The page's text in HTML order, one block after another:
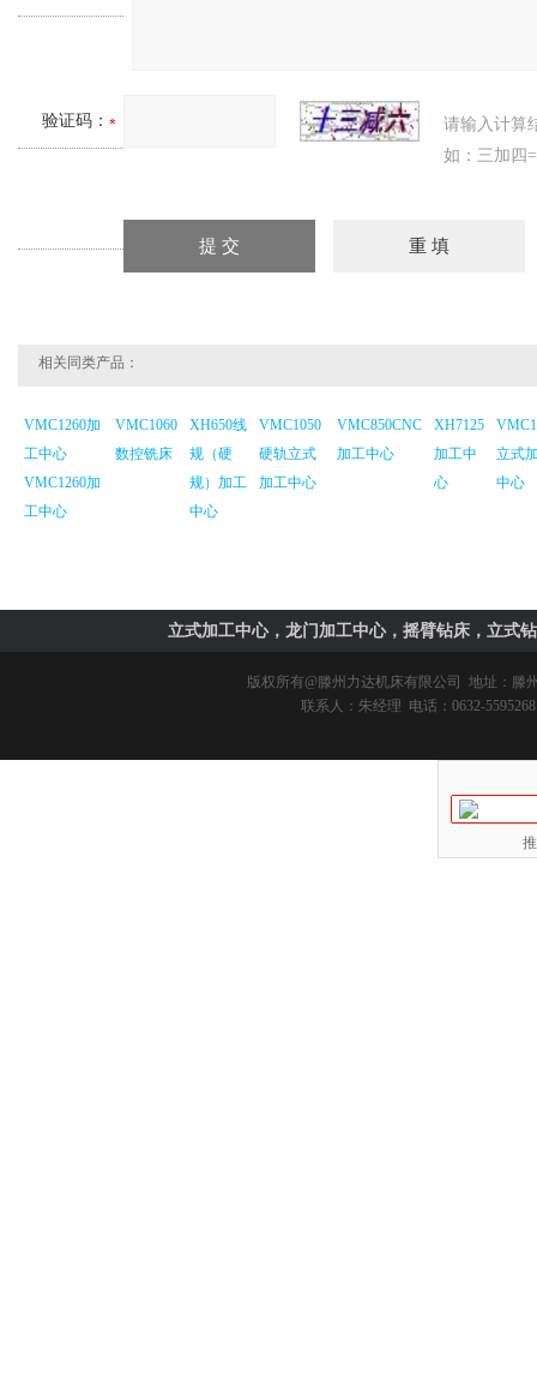
验证码：
请输入计算
如：三加四
相关同类产品：
VMC1260加
工中心
VMC1260加
工中心
VMC1060
数控铣床
XH650线
规（硬
规）加工
中心
VMC1050
硬轨立式
加工中心
VMC850CNC
加工中心
XH7125
加工中
心
立式
中心
立式加工中心，龙门加工中心，摇臂钻床，立式
版权所有@滕州力达机床有限公司
地址：滕
联系人：朱经理 电话：0632-